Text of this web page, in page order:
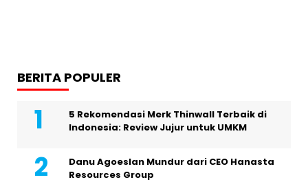
BERITA POPULER
5 Rekomendasi Merk Thinwall Terbaik di
Indonesia: Review Jujur untuk UMKM
Danu Agoeslan Mundur dari CEO Hanasta
Resources Group